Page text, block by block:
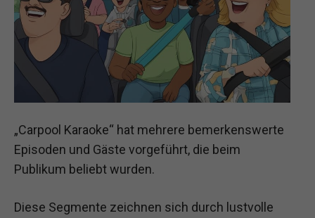
„Carpool Karaoke“ hat mehrere bemerkenswerte
Episoden und Gäste vorgeführt, die beim
Publikum beliebt wurden.
Diese Segmente zeichnen sich durch lustvolle